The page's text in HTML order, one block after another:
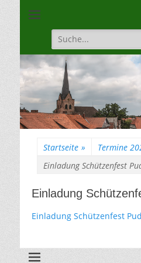
Suche
für:
Startseite » Termine
Einladung Schützenfest
Einladung
Einladung Schützenfest